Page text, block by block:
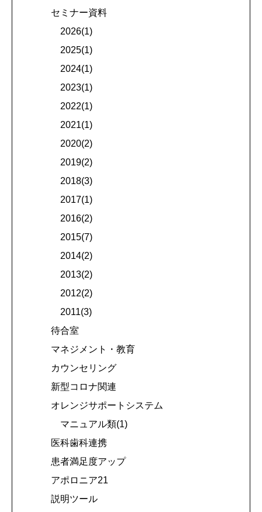
セミナー資料
2026(1)
2025(1)
2024(1)
2023(1)
2022(1)
2021(1)
2020(2)
2019(2)
2018(3)
2017(1)
2016(2)
2015(7)
2014(2)
2013(2)
2012(2)
2011(3)
待合室
マネジメント・教育
カウンセリング
新型コロナ関連
オレンジサポートシステム
マニュアル類(1)
医科歯科連携
患者満足度アップ
アポロニア21
説明ツール